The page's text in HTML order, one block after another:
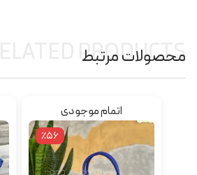
محصولات مرتبط
RELATED PRODUCTS
اتمام موجودی
٪56